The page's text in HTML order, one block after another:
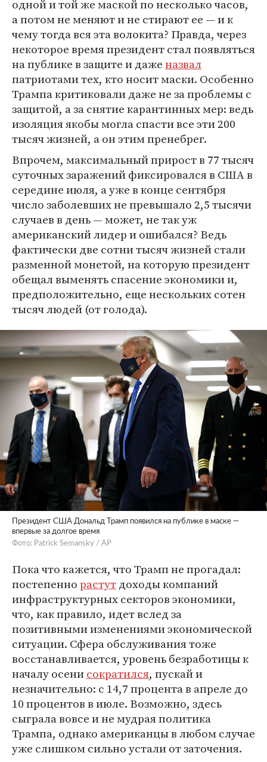
одной и той же маской по несколько часов,
а потом не меняют и не стирают ее — и к
чему тогда вся эта волокита? Правда, через
некоторое время президент стал появляться
на публике в защите и даженазвал
патриотами тех, кто носит маски. Особенно
Трампа критиковали даже не за проблемы с
защитой, а за снятие карантинных мер: ведь
изоляция якобы могла спасти все эти 200
тысяч жизней, а он этим пренебрег.
Впрочем, максимальный прирост в 77 тысяч
суточных заражений фиксировался в США в
середине июля, а уже в конце сентября
число заболевших не превышало 2,5 тысячи
случаев в день — может, не так уж
американский лидер и ошибался? Ведь
фактически две сотни тысяч жизней стали
разменной монетой, на которую президент
обещал выменять спасение экономики и,
предположительно, еще нескольких сотен
тысяч людей (от голода).
Президент США Дональд Трамп появился на публике в маске —
впервые за долгое время
Фото: Patrick Semansky / AP
Пока что кажется, что Трамп не прогадал:
постепеннорастутдоходы компаний
инфраструктурных секторов экономики,
что, как правило, идет вслед за
позитивными изменениями экономической
ситуации. Сфера обслуживания тоже
восстанавливается, уровень безработицы к
началу осенисократился, пускай и
незначительно: с 14,7 процента в апреле до
10 процентов в июле. Возможно, здесь
сыграла вовсе и не мудрая политика
Трампа, однако американцы в любом случае
уже слишком сильно устали от заточения.